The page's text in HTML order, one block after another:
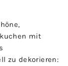
mit
zu dekorieren: